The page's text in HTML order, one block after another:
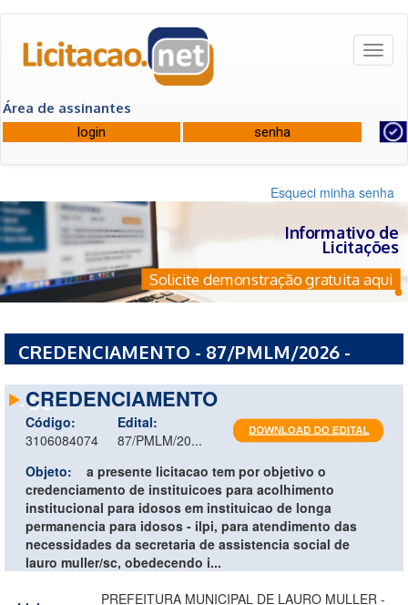
Área de assinantes
Esqueci minha senha
Informativo de
Licitações
Solicite demonstração gratuita aqui
CREDENCIAMENTO - 87/PMLM/2026 -
- SC
CREDENCIAMENTO
Código:
3106084074
Edital:
87/PMLM/20...
Objeto:
a presente licitacao tem por objetivo o
credenciamento de instituicoes para acolhimento
institucional para idosos em instituicao de longa
permanencia para idosos - ilpi, para atendimento das
necessidades da secretaria de assistencia social de
lauro muller/sc, obedecendo i...
PREFEITURA MUNICIPAL DE LAURO MULLER -